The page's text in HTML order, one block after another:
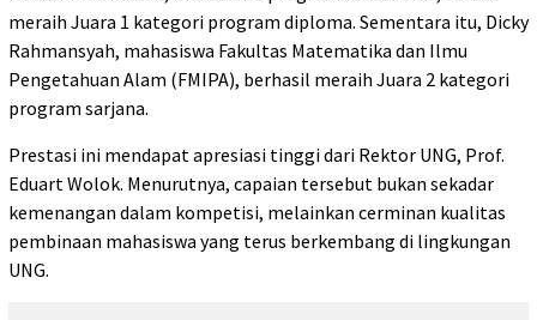
meraih Juara 1 kategori program diploma. Sementara itu, Dicky
Rahmansyah, mahasiswa Fakultas Matematika dan Ilmu
Pengetahuan Alam (FMIPA), berhasil meraih Juara 2 kategori
program sarjana.
Prestasi ini mendapat apresiasi tinggi dari Rektor UNG, Prof.
Eduart Wolok. Menurutnya, capaian tersebut bukan sekadar
kemenangan dalam kompetisi, melainkan cerminan kualitas
pembinaan mahasiswa yang terus berkembang di lingkungan
UNG.